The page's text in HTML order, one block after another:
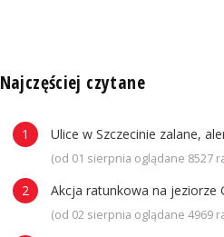
Najczęściej czytane
Ulice w Szczecinie zalane,
(od 01 sierpnia oglądane 8527
Akcja ratunkowa na jeziorze
(od 02 sierpnia oglądane 4969